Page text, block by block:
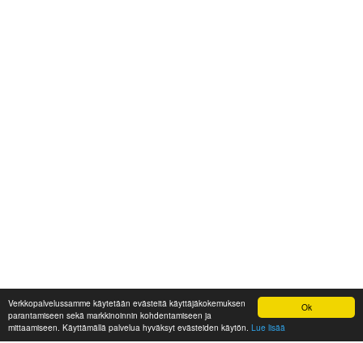
Ok
Verkkopalvelussamme käytetään evästeitä käyttäjäkokemuksen
parantamiseen sekä markkinoinnin kohdentamiseen ja
mittaamiseen. Käyttämällä palvelua hyväksyt evästeiden käytön. Lue lisää